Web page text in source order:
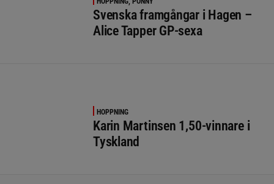
Svenska framgångar i Hagen –
Alice Tapper GP-sexa
HOPPNING
Karin Martinsen 1,50-vinnare i
Tyskland